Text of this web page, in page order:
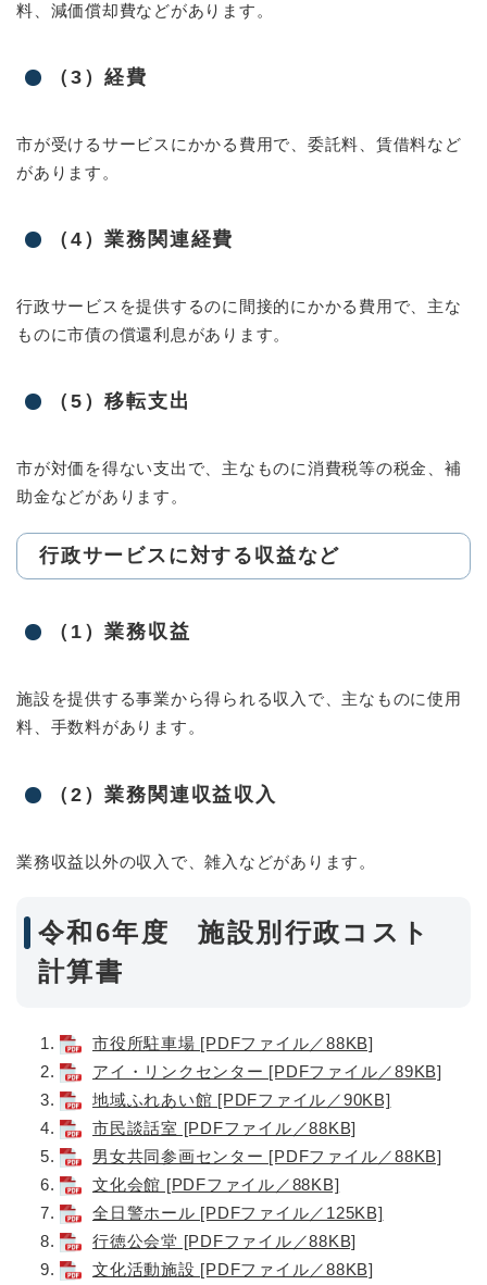
料、減価償却費などがあります。
（3）経費
市が受けるサービスにかかる費用で、委託料、賃借料など
があります。
（4）業務関連経費
行政サービスを提供するのに間接的にかかる費用で、主な
ものに市債の償還利息があります。
（5）移転支出
市が対価を得ない支出で、主なものに消費税等の税金、補
助金などがあります。
行政サービスに対する収益など
（1）業務収益
施設を提供する事業から得られる収入で、主なものに使用
料、手数料があります。
（2）業務関連収益収入
業務収益以外の収入で、雑入などがあります。
令和6年度 施設別行政コスト
計算書
市役所駐車場 [PDFファイル／88KB]
アイ・リンクセンター [PDFファイル／89KB]
地域ふれあい館 [PDFファイル／90KB]
市民談話室 [PDFファイル／88KB]
男女共同参画センター [PDFファイル／88KB]
文化会館 [PDFファイル／88KB]
全日警ホール [PDFファイル／125KB]
行徳公会堂 [PDFファイル／88KB]
文化活動施設 [PDFファイル／88KB]